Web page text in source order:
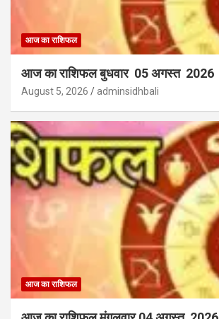
आज का राशिफल
आज का राशिफल बुधवार 05 अगस्त 2026
August 5, 2026 adminsidhbali
आज का राशिफल